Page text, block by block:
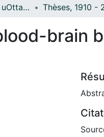
Thèses uOttawa // uOttawa Theses
brain